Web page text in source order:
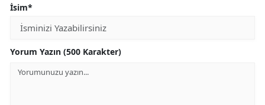
İsim*
Yorum Yazın (500 Karakter)